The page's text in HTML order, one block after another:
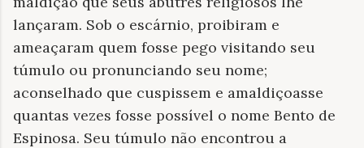
lançaram. Sob o escárnio, proibiram e
ameaçaram quem fosse pego visitando seu
túmulo ou pronunciando seu nome;
aconselhado que cuspissem e amaldiçoasse
quantas vezes fosse possível o nome Bento de
Espinosa. Seu túmulo não encontrou a